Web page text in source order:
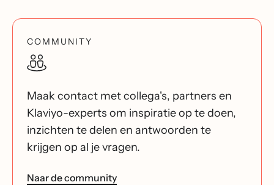
COMMUNITY
Maak contact met collega's, partners en
Klaviyo-experts om inspiratie op te doen,
inzichten te delen en antwoorden te
krijgen op al je vragen.
Naar de community